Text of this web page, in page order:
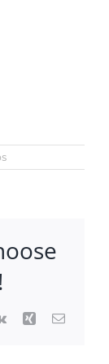
Vk Xing Correo